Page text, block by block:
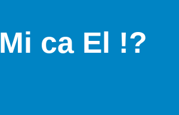
Mi ca El !?